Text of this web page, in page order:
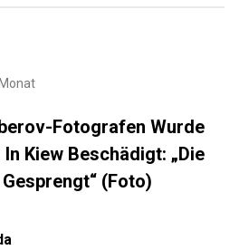
Fotografen Wurde
Kiew Beschädigt: „Die
(Foto)